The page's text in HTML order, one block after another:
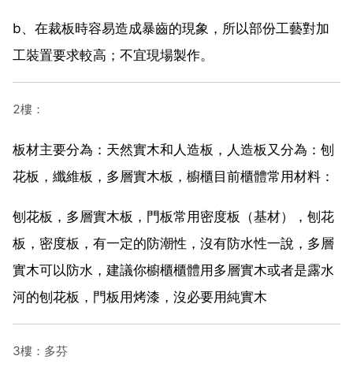
b、在裁板時容易造成暴齒的現象，所以部份工藝對加
工裝置要求較高；不宜現場製作。
2樓：
板材主要分為：天然實木和人造板，人造板又分為：刨
花板，纖維板，多層實木板，櫥櫃目前櫃體常用材料：
刨花板，多層實木板，門板常用密度板（基材），刨花
板，密度板，有一定的防潮性，沒有防水性一說，多層
實木可以防水，建議你櫥櫃櫃體用多層實木或者是露水
河的刨花板，門板用烤漆，沒必要用純實木
3樓：多芬